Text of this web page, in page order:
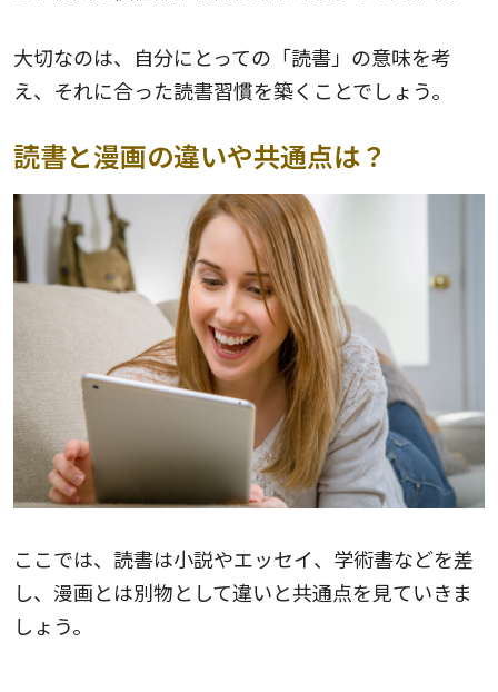
大切なのは、自分にとっての「読書」の意味を考
え、それに合った読書習慣を築くことでしょう。
読書と漫画の違いや共通点は？
ここでは、読書は小説やエッセイ、学術書などを差
し、漫画とは別物として違いと共通点を見ていきま
しょう。